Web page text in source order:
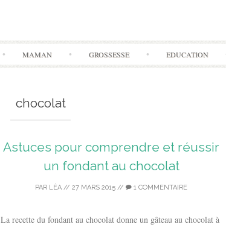
Aller
MAMAN GROSSESSE EDUCATION
chocolat
Astuces pour comprendre et réussir
un fondant au chocolat
PAR LÉA // 27 MARS 2015 // 1 COMMENTAIRE
La recette du fondant au chocolat donne un gâteau au chocolat à